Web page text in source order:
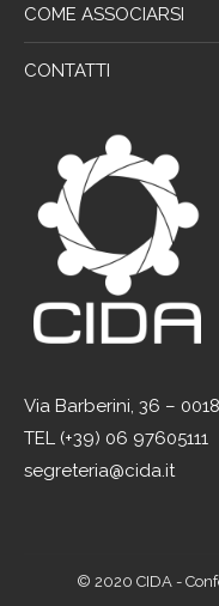
COME ASSOCIARSI
CONTATTI
Via Barberini, 36 –
TEL (+39) 06 97605111
segreteria@cida.it
© 2020 CIDA -